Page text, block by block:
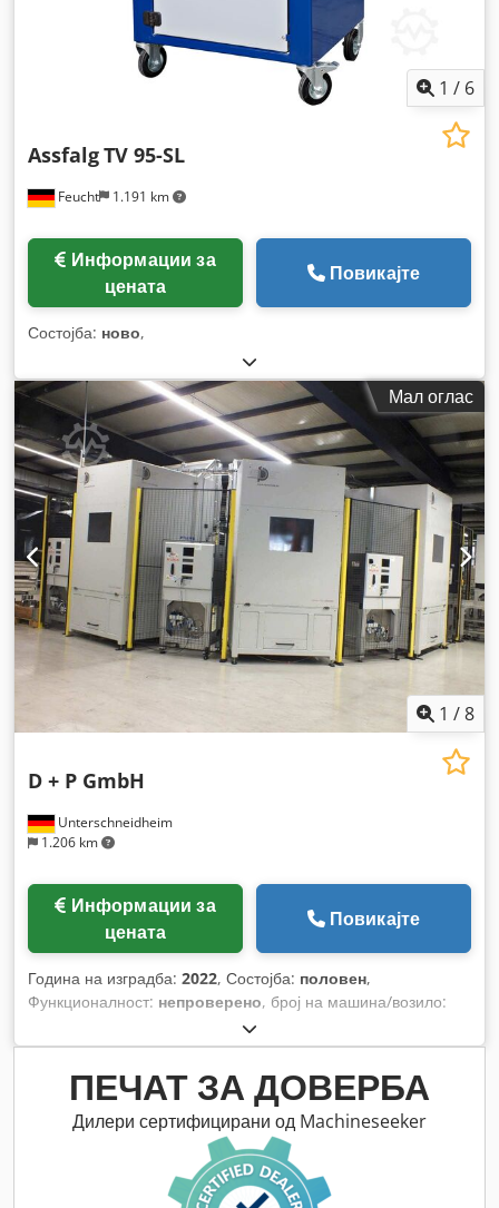
1 / 6
Feucht 1.191 km
AssfalgTV 95-SL
цената
Повикајте
Состојба: ново,
Мал оглас
1 /8
Unterschneidheim
1.206 km
D + P GmbH
цената
Повикајте
Година на изградба: 2022, Состојба: половен,
Функционалност: непроверено, број на машина/возило:
ПЕЧАТ ЗА ДОВЕРБА
Дилери сертифицирани од Machineseeker